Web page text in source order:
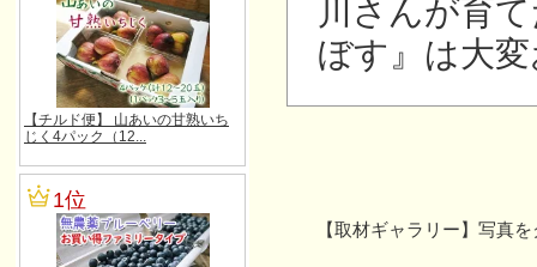
川さんが育
ぼす』は大
【取材ギャラリー】写真